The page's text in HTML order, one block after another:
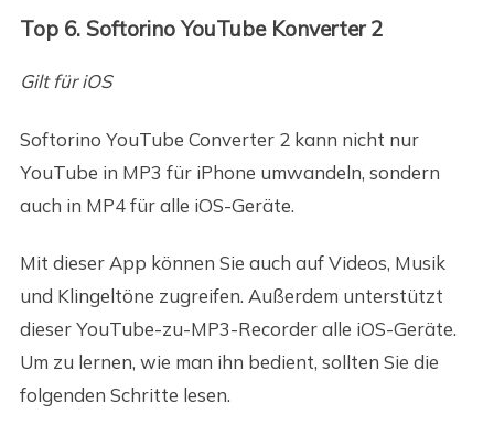
Top 6. Softorino YouTube Konverter 2
Gilt für iOS
Softorino YouTube Converter 2 kann nicht nur
YouTube in MP3 für iPhone umwandeln, sondern
auch in MP4 für alle iOS-Geräte.
Mit dieser App können Sie auch auf Videos, Musik
und Klingeltöne zugreifen. Außerdem unterstützt
dieser YouTube-zu-MP3-Recorder alle iOS-Geräte.
Um zu lernen, wie man ihn bedient, sollten Sie die
folgenden Schritte lesen.